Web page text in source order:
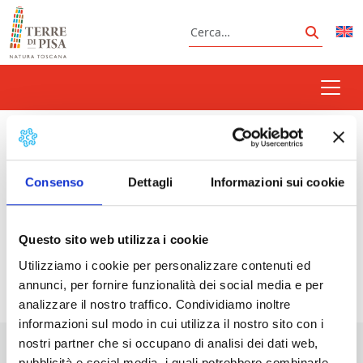
Consenso Dettagli Informazioni sui cookie
Questo sito web utilizza i cookie
Utilizziamo i cookie per personalizzare contenuti ed
annunci, per fornire funzionalità dei social media e per
analizzare il nostro traffico. Condividiamo inoltre
informazioni sul modo in cui utilizza il nostro sito con i
nostri partner che si occupano di analisi dei dati web,
Vai al contenuto
Cerca
Cerca
corali
Prossimi eventi
<li>Non ci sono eventi con questo tag</li>